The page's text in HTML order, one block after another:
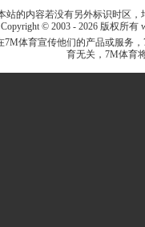
站的内容若没有另外标识时区
Copyright © 2003 - 2026 版权所有
7M体育宣传他们的产品或服务
育无关，7M体育